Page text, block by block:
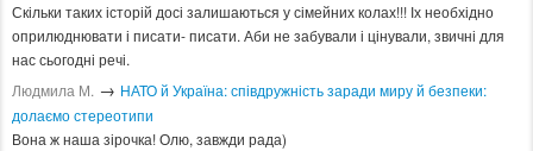
Скільки таких історій досі залишаються у сімейних колах!!! Іх необхідно
оприлюднювати і писати- писати. Аби не забували і цінували, звичні для
нас сьогодні речі.
Людмила М. → ​НАТО й Україна: співдружність заради миру й безпеки:
долаємо стереотипи
Вона ж наша зірочка! Олю, завжди рада)